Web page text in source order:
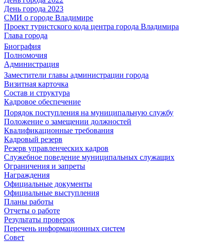
День города 2023
СМИ о городе Владимире
Проект туристского кода центра города Владимира
Глава города
Биография
Полномочия
Администрация
Заместители главы администрации города
Визитная карточка
Состав и структура
Кадровое обеспечение
Порядок поступления на муниципальную службу
Положение о замещении должностей
Квалификационные требования
Кадровый резерв
Резерв управленческих кадров
Служебное поведение муниципальных служащих
Ограничения и запреты
Награждения
Официальные документы
Официальные выступления
Планы работы
Отчеты о работе
Результаты проверок
Перечень информационных систем
Совет